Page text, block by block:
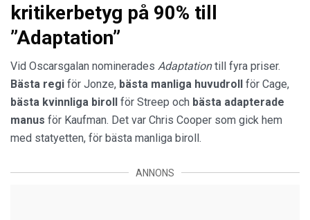
kritikerbetyg på 90% till
”Adaptation”
Vid Oscarsgalan nominerades Adaptationtill fyra priser.
Bästa regi för Jonze, bästa manliga huvudroll för Cage,
bästa kvinnliga biroll för Streep och bästa adapterade
manus för Kaufman. Det var Chris Cooper som gick hem
med statyetten, för bästa manliga biroll.
ANNONS